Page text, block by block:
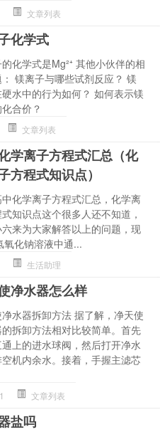
文章列表
化学式
化学式是Mg²⁺ 其他小伙伴的相
镁离子与哪些试剂反应？ 镁
水中的行为如何？ 如何表示镁
合价？
文章列表
学离子方程式汇总（化
方程式知识点）
化学离子方程式汇总，化学离
知识点这个很多人还不知道，
来为大家解答以上的问题，现
化钠溶液中通...
生活助理
净水器怎么样
水器拆卸方法 据了解，净天使
拆卸方法相对比较简单。首先
上的进水球阀，然后打开净水
机内余水。接着，手握主滤芯
文章列表
盐吗